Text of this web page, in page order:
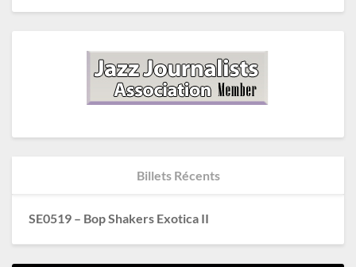
Billets Récents
SE0519 – Bop Shakers Exotica II